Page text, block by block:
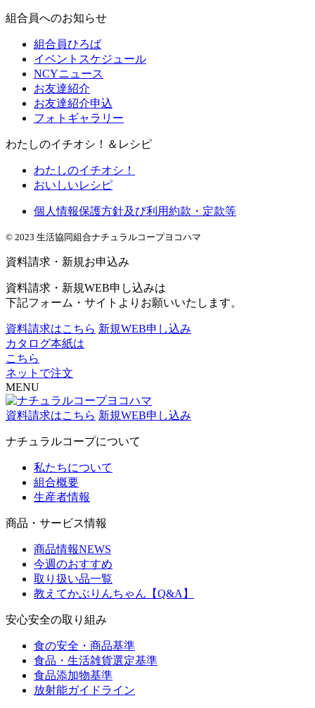
組合員へのお知らせ
組合員ひろば
イベントスケジュール
NCYニュース
お友達紹介
お友達紹介申込
フォトギャラリー
わたしのイチオシ！＆レシピ
わたしのイチオシ！
おいしいレシピ
個人情報保護方針及び利用約款・定款等
© 2023 生活協同組合ナチュラルコープヨコハマ
資料請求・新規お申込み
資料請求・新規WEB申し込みは
下記フォーム・サイトよりお願いいたします。
資料請求はこちら 新規WEB申し込み
カタログ本紙は
こちら
ネットで注文
MENU
資料請求はこちら 新規WEB申し込み
ナチュラルコープについて
私たちについて
組合概要
生産者情報
商品・サービス情報
商品情報NEWS
今週のおすすめ
取り扱い品一覧
教えてかぶりんちゃん【Q&A】
安心安全の取り組み
食の安全・商品基準
食品・生活雑貨選定基準
食品添加物基準
放射能ガイドライン